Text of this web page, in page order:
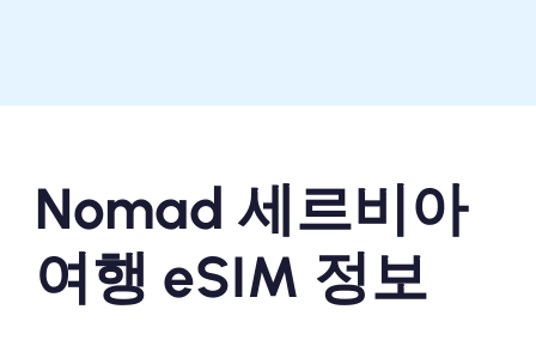
Nomad 세르비아
여행 eSIM 정보